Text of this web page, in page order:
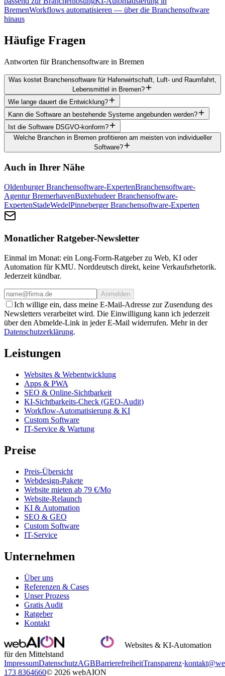
BremenWorkflows automatisieren — über die Branchensoftware
hinaus
Häufige Fragen
Antworten für Branchensoftware in Bremen
Was kostet Branchensoftware für Hafenwirtschaft, Luft- und Raumfahrt,
Lebensmittel in Bremen?
Wie lange dauert die Entwicklung?
Kann die Software an bestehende Systeme angebunden werden?
Ist die Software DSGVO-konform?
Welche Branchen in Bremen profitieren am meisten von individueller
Software?
Auch in Ihrer Nähe
Oldenburger Branchensoftware-ExpertenBranchensoftware-
Agentur BremerhavenBuxtehudeer Branchensoftware-
ExpertenStadeWedelPinneberger Branchensoftware-Experten
Monatlicher Ratgeber-Newsletter
Einmal im Monat: ein Long-Form-Ratgeber zu Web, KI oder
Automation für KMU. Norddeutsch direkt, keine Verkaufsrhetorik.
Jederzeit kündbar.
Anmelden
Ich willige ein, dass meine E-Mail-Adresse zur Zusendung des
Newsletters verarbeitet wird. Die Einwilligung kann ich jederzeit
über den Abmelde-Link in jeder E-Mail widerrufen. Mehr in der
Datenschutzerklärung.
Leistungen
Websites & Webentwicklung
Apps & PWA
SEO & Online-Sichtbarkeit
KI-Sichtbarkeits-Check (GEO-Audit)
Workflow-Automatisierung & KI
Custom Software
IT-Service & Wartung
Preise
Preis-Übersicht
Webdesign-Pakete
Website mieten ab 79 €/Mo
Website-Relaunch
KI & Automation
SEO & GEO
Custom Software
IT-Service
Unternehmen
Über uns
Referenzen & Cases
Unser Prozess
Gratis Audit
Ratgeber
Kontakt
Websites & KI-Automation
für den Mittelstand
ImpressumDatenschutzAGBBarrierefreiheitTransparenz·
173 8364660© 2026 webAION